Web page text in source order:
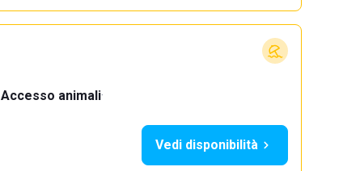
Accesso animali·
Vedi disponibilità